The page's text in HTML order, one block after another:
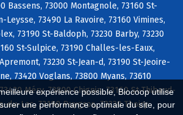
expérience possible, Biocoop utilise
une performance optimale du site, pour
Bassens, 73000 Montagnole, 73160 St-
Leysse, 73490 La Ravoire, 73160 Vimines,
73190 St-Baldoph, 73230 Barby, 73230
St-Sulpice, 73190 Challes-les-Eaux,
73230 St-Jean-d, 73190 St-Jeoire-
73420 Voglans, 73800 Myans, 73610
Méry, 73800 Chignin, 73160 St-Thibaud-
du-Lac, 73190 Puygros, 73230 Thoiry